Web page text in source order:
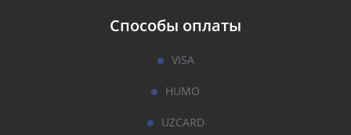
Способы оплаты
VISA
HUMO
UZCARD